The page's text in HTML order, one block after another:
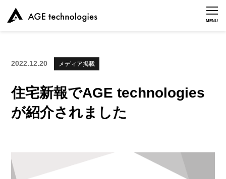
MENU
2022.12.20 メディア掲載
住宅新報でAGE technologies
が紹介されました